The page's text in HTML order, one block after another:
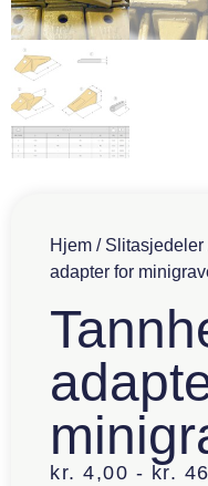
Hjem / Slitasjedeler
adapter for
kr. 4,00 - kr.